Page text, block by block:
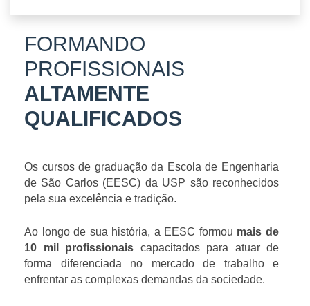
FORMANDO
PROFISSIONAIS
ALTAMENTE
QUALIFICADOS
Os cursos de graduação da Escola de Engenharia
de São Carlos (EESC) da USP são reconhecidos
pela sua excelência e tradição.
Ao longo de sua história, a EESC formou mais de
10 mil profissionais capacitados para atuar de
forma diferenciada no mercado de trabalho e
enfrentar as complexas demandas da sociedade.